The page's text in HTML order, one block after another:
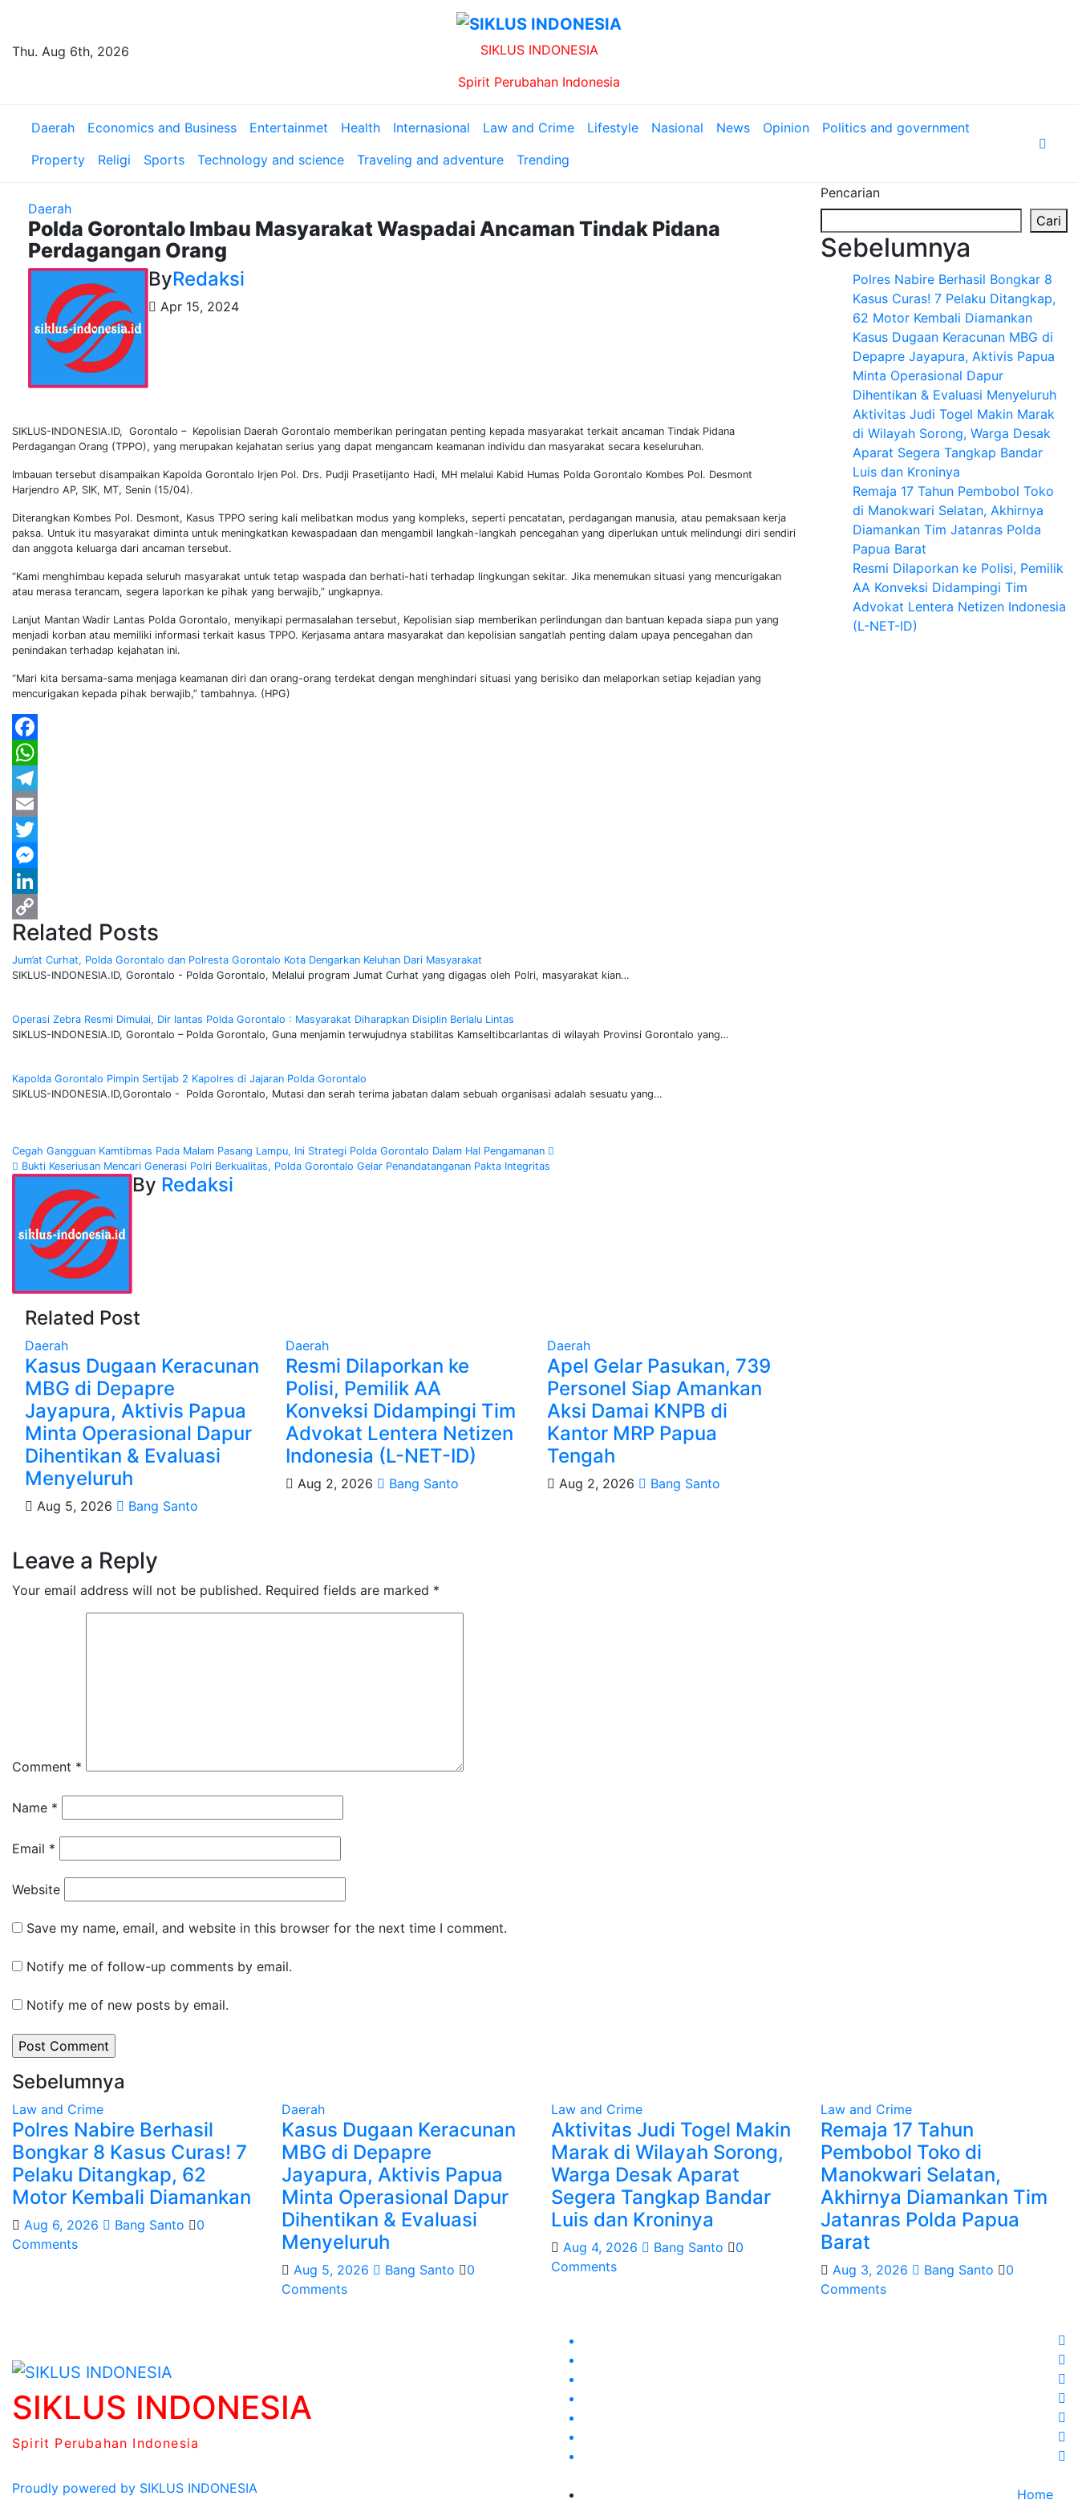
content
Thu. Aug 6th, 2026
SIKLUS INDONESIA
Spirit Perubahan Indonesia
Daerah Economics and Business Entertainmet Health Internasional Law and Crime Lifestyle Nasional News Opinion
Politics and government
Property
Religi Sports Technology and science Traveling and adventure Trending
Daerah
Polda Gorontalo Imbau Masyarakat Waspadai Ancaman Tindak Pidana
Perdagangan Orang
ByRedaksi
Apr 15, 2024
SIKLUS-INDONESIA.ID, Gorontalo – Kepolisian Daerah Gorontalo memberikan peringatan penting kepada masyarakat terkait ancaman Tindak Pidana
Perdagangan Orang (TPPO), yang merupakan kejahatan serius yang dapat mengancam keamanan individu dan masyarakat secara keseluruhan.
Imbauan tersebut disampaikan Kapolda Gorontalo Irjen Pol. Drs. Pudji Prasetijanto Hadi, MH melalui Kabid Humas Polda Gorontalo Kombes Pol. Desmont
Harjendro AP, SIK, MT, Senin (15/04).
Diterangkan Kombes Pol. Desmont, Kasus TPPO sering kali melibatkan modus yang kompleks, seperti pencatatan, perdagangan manusia, atau pemaksaan kerja
paksa. Untuk itu masyarakat diminta untuk meningkatkan kewaspadaan dan mengambil langkah-langkah pencegahan yang diperlukan untuk melindungi diri sendiri
dan anggota keluarga dari ancaman tersebut.
“Kami menghimbau kepada seluruh masyarakat untuk tetap waspada dan berhati-hati terhadap lingkungan sekitar. Jika menemukan situasi yang mencurigakan
atau merasa terancam, segera laporkan ke pihak yang berwajib,” ungkapnya.
Lanjut Mantan Wadir Lantas Polda Gorontalo, menyikapi permasalahan tersebut, Kepolisian siap memberikan perlindungan dan bantuan kepada siapa pun yang
menjadi korban atau memiliki informasi terkait kasus TPPO. Kerjasama antara masyarakat dan kepolisian sangatlah penting dalam upaya pencegahan dan
penindakan terhadap kejahatan ini.
“Mari kita bersama-sama menjaga keamanan diri dan orang-orang terdekat dengan menghindari situasi yang berisiko dan melaporkan setiap kejadian yang
mencurigakan kepada pihak berwajib,” tambahnya. (HPG)
Facebook
WhatsApp
Telegram
Email
Twitter
Messenger
LinkedIn
Copy
Link
Related Posts
Jum’at Curhat, Polda Gorontalo dan Polresta Gorontalo Kota Dengarkan Keluhan Dari Masyarakat
SIKLUS-INDONESIA.ID, Gorontalo - Polda Gorontalo, Melalui program Jumat Curhat yang digagas oleh Polri, masyarakat kian…
Operasi Zebra Resmi Dimulai, Dir lantas Polda Gorontalo : Masyarakat Diharapkan Disiplin Berlalu Lintas
SIKLUS-INDONESIA.ID, Gorontalo – Polda Gorontalo, Guna menjamin terwujudnya stabilitas Kamseltibcarlantas di wilayah Provinsi Gorontalo yang…
Kapolda Gorontalo Pimpin Sertijab 2 Kapolres di Jajaran Polda Gorontalo
SIKLUS-INDONESIA.ID,Gorontalo - Polda Gorontalo, Mutasi dan serah terima jabatan dalam sebuah organisasi adalah sesuatu yang…
Post
navigation
Cegah Gangguan Kamtibmas Pada Malam Pasang Lampu, Ini Strategi Polda Gorontalo Dalam Hal Pengamanan
Bukti Keseriusan Mencari Generasi Polri Berkualitas, Polda Gorontalo Gelar Penandatanganan Pakta Integritas
By Redaksi
Related Post
Daerah
Kasus Dugaan Keracunan
MBG di Depapre
Jayapura, Aktivis Papua
Minta Operasional Dapur
Dihentikan & Evaluasi
Menyeluruh
Aug 5, 2026 Bang Santo
Daerah
Resmi Dilaporkan ke
Polisi, Pemilik AA
Konveksi Didampingi Tim
Advokat Lentera Netizen
Indonesia (L-NET-ID)
Aug 2, 2026 Bang Santo
Daerah
Apel Gelar Pasukan, 739
Personel Siap Amankan
Aksi Damai KNPB di
Kantor MRP Papua
Tengah
Aug 2, 2026 Bang Santo
Leave a Reply
Your email address will not be published. Required fields are marked *
Comment *
Name *
Email *
Website
Save my name, email, and website in this browser for the next time I comment.
Notify me of follow-up comments by email.
Notify me of new posts by email.
Pencarian
Cari
Sebelumnya
Polres Nabire Berhasil Bongkar 8
Kasus Curas! 7 Pelaku Ditangkap,
62 Motor Kembali Diamankan
Kasus Dugaan Keracunan MBG di
Depapre Jayapura, Aktivis Papua
Minta Operasional Dapur
Dihentikan & Evaluasi Menyeluruh
Aktivitas Judi Togel Makin Marak
di Wilayah Sorong, Warga Desak
Aparat Segera Tangkap Bandar
Luis dan Kroninya
Remaja 17 Tahun Pembobol Toko
di Manokwari Selatan, Akhirnya
Diamankan Tim Jatanras Polda
Papua Barat
Resmi Dilaporkan ke Polisi, Pemilik
AA Konveksi Didampingi Tim
Advokat Lentera Netizen Indonesia
(L-NET-ID)
Sebelumnya
Law and Crime
Polres Nabire Berhasil
Bongkar 8 Kasus Curas! 7
Pelaku Ditangkap, 62
Motor Kembali Diamankan
Aug 6, 2026 Bang Santo
0
Comments
Daerah
Kasus Dugaan Keracunan
MBG di Depapre
Jayapura, Aktivis Papua
Minta Operasional Dapur
Dihentikan & Evaluasi
Menyeluruh
Aug 5, 2026 Bang Santo
0
Comments
Law and Crime
Aktivitas Judi Togel Makin
Marak di Wilayah Sorong,
Warga Desak Aparat
Segera Tangkap Bandar
Luis dan Kroninya
Aug 4, 2026 Bang Santo
0
Comments
Law and Crime
Remaja 17 Tahun
Pembobol Toko di
Manokwari Selatan,
Akhirnya Diamankan Tim
Jatanras Polda Papua
Barat
Aug 3, 2026 Bang Santo
0
Comments
SIKLUS INDONESIA
Spirit Perubahan Indonesia
Proudly powered by SIKLUS INDONESIA Home